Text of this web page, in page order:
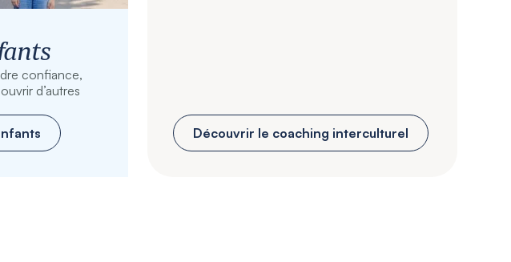
confiance,
d’autres
Découvrir le coaching interculturel